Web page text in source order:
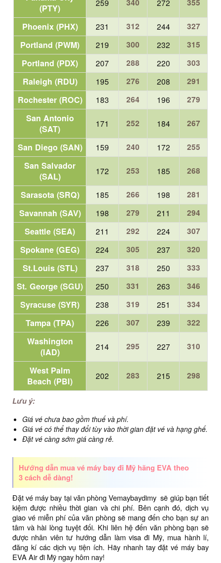
(PTY)
259 340 272 355
Phoenix (PHX) 231 312 244 327
Portland (PWM) 219 300 232 315
Portland (PDX) 207 288 220 303
Raleigh (RDU) 195 276 208 291
Rochester (ROC) 183 264 196 279
San Antonio
(SAT)
171 252 184 267
San Diego (SAN) 159 240 172 255
San Salvador
(SAL)
172 253 185 268
Sarasota (SRQ) 185 266 198 281
Savannah (SAV) 198 279 211 294
Seattle (SEA) 211 292 224 307
Spokane (GEG) 224 305 237 320
St.Louis (STL) 237 318 250 333
St. George (SGU) 250 331 263 346
Syracuse (SYR) 238 319 251 334
Tampa (TPA) 226 307 239 322
Washington
(IAD)
214 295 227 310
West Palm
Beach (PBI)
202 283 215 298
Lưu ý:
Giá vé chưa bao gồm thuế và phí.
Giá vé có thể thay đổi tùy vào thời gian đặt vé và hạng ghế.
Đặt vé càng sớm giá càng rẻ.
Hướng dẫn mua vé máy bay đi Mỹ hãng EVA theo
3 cách dễ dàng!
Đặt vé máy bay tại văn phòng Vemaybaydimy sẽ giúp bạn tiết
kiệm được nhiều thời gian và chi phí. Bên cạnh đó, dịch vụ
giao vé miễn phí của văn phòng sẽ mang đến cho bạn sự an
tâm và hài lòng tuyệt đối. Khi liên hệ đến văn phòng bạn sẽ
được nhân viên tư hướng dẫn làm visa đi Mỹ, mua hành lí,
đăng kí các dịch vụ tiện ích. Hãy nhanh tay đặt vé máy bay
EVA Air đi Mỹ ngay hôm nay!